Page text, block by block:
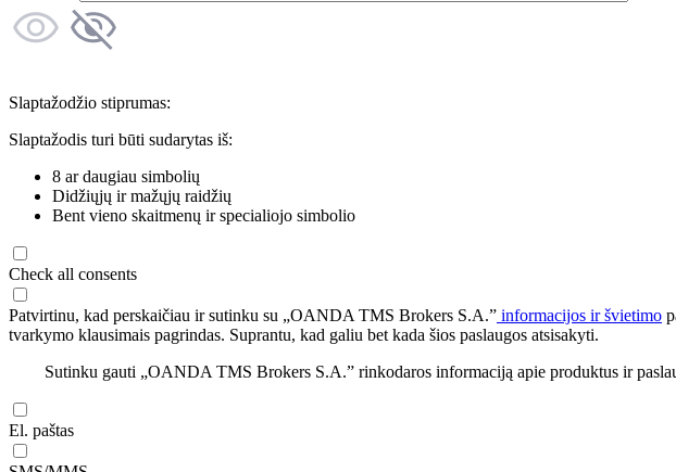
Slaptažodžio stiprumas:
Slaptažodis turi būti sudarytas iš:
8 ar daugiau simbolių
Didžiųjų ir mažųjų raidžių
Bent vieno skaitmenų ir specialiojo simbolio
Check all consents
Patvirtinu, kad perskaičiau ir sutinku su „OANDA TMS Brokers S.A.” informacijos ir švietimo
tvarkymo klausimais pagrindas. Suprantu, kad galiu bet kada šios paslaugos atsisakyti.
Sutinku gauti „OANDA TMS Brokers S.A.” rinkodaros informaciją apie produktus ir
El. paštas